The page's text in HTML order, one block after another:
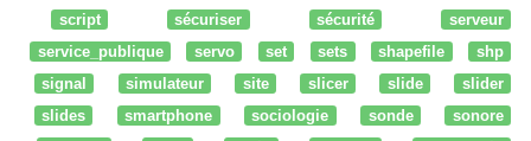
script
sécuriser sécurité
serveur
service_publique
servo set sets shapefile
shp
signal
simulateur site slicer slide
slider
slides
smartphone sociologie sonde
sonore